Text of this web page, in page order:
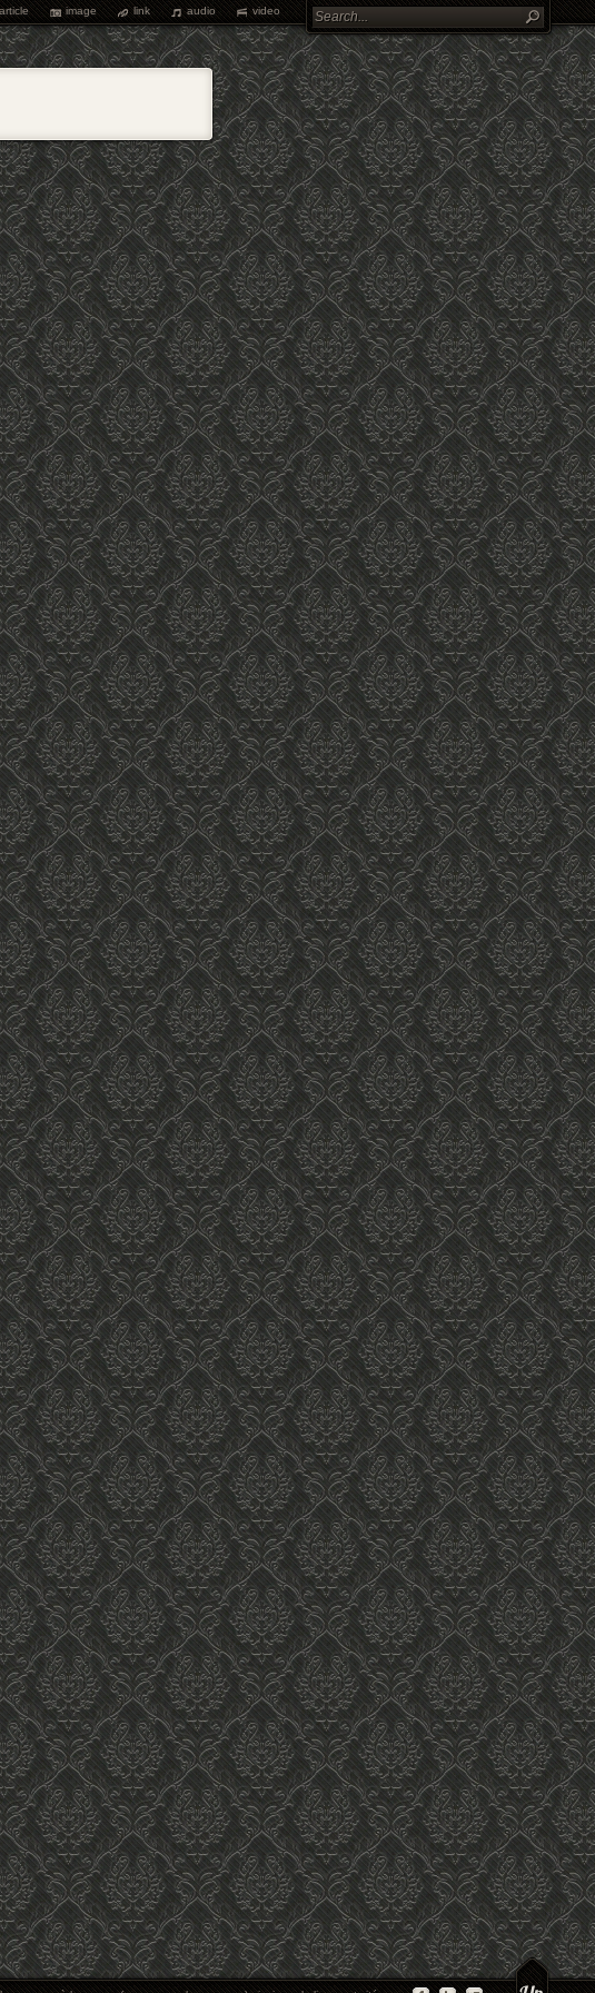
article image link audio video